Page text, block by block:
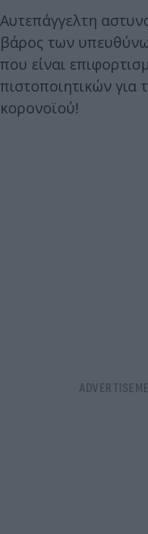
Αυτεπάγγελτη
βάρος των
που είναι
πιστοποιητικών
κορονοϊού!